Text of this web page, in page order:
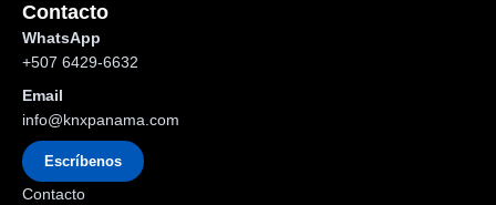
Contacto
WhatsApp
+507 6429-6632
Email
info@knxpanama.com
Escríbenos
Contacto